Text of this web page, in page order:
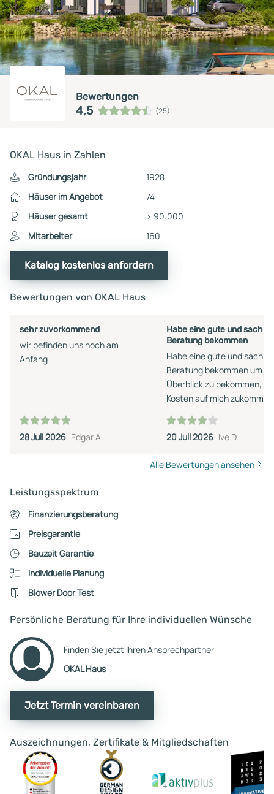
Bewertungen
4,5 (25)
OKAL Haus in Zahlen
Gründungsjahr
1928
Häuser im Angebot
74
Häuser gesamt
> 90.000
Mitarbeiter
160
Katalog kostenlos anfordern
Bewertungen von OKAL Haus
sehr zuvorkommend
wir befinden uns noch am
Anfang
28 Juli 2026 Edgar A.
Habe eine gute und
Beratung bekommen
Habe eine gute und
Beratung bekommen um
Überblick zu bekommen,
Kosten auf mich zukommen
mein Berater auf meine
Wünsche eingegangen und
Beschreibungen einen
20 Juli 2026 Ive D.
Alle Bewertungen ansehen
Leistungsspektrum
Finanzierungsberatung
Preisgarantie
Bauzeit Garantie
Individuelle Planung
Blower Door Test
Persönliche Beratung für Ihre individuellen Wünsche
Finden Sie jetzt Ihren Ansprechpartner
OKAL Haus
Jetzt Termin vereinbaren
Auszeichnungen, Zertifikate & Mitgliedschaften